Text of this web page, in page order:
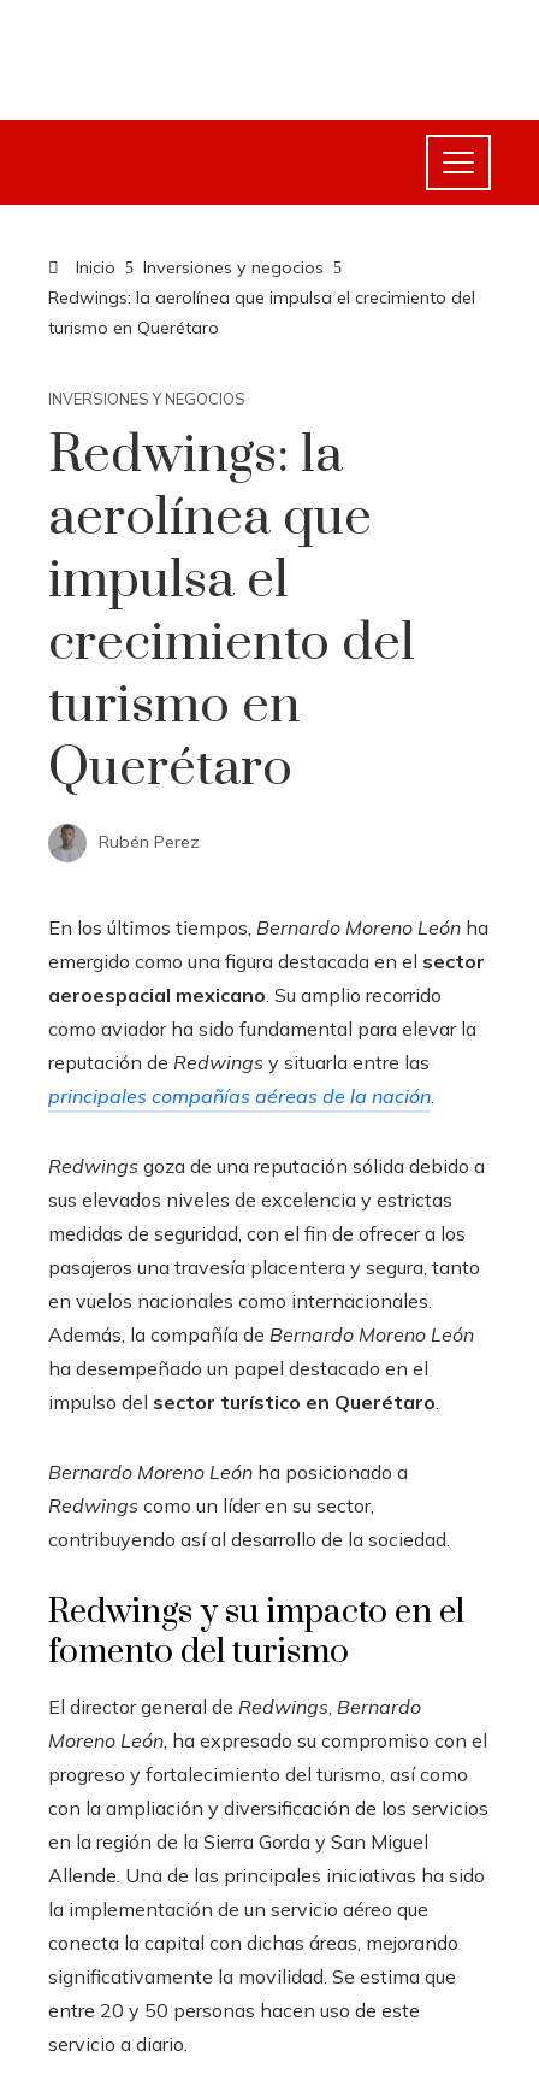
Inicio
Inversiones y negocios
Redwings: la aerolínea que impulsa el crecimiento del
turismo en Querétaro
INVERSIONES Y NEGOCIOS
Redwings: la
aerolínea que
impulsa el
crecimiento del
turismo en
Querétaro
Rubén Perez
En los últimos tiempos, Bernardo Moreno León ha
emergido como una figura destacada en el sector
aeroespacial mexicano . Su amplio recorrido
como aviador ha sido fundamental para elevar la
reputación de Redwings y situarla entre las
principales compañías aéreas de la nación
Redwings goza de una reputación sólida debido a
sus elevados niveles de excelencia y estrictas
medidas de seguridad, con el fin de ofrecer a los
pasajeros una travesía placentera y segura, tanto
en vuelos nacionales como internacionales.
Además, la compañía de Bernardo Moreno León
ha desempeñado un papel destacado en el
impulso del sector turístico en Querétaro
Bernardo Moreno León ha posicionado a
Redwings como un líder en su sector,
contribuyendo así al desarrollo de la sociedad.
Redwings y su impacto en el
fomento del turismo
El director general de Redwings Bernardo
Moreno León , ha expresado su compromiso con el
progreso y fortalecimiento del turismo, así como
con la ampliación y diversificación de los servicios
en la región de la Sierra Gorda y San Miguel
Allende. Una de las principales iniciativas ha sido
la implementación de un servicio aéreo que
conecta la capital con dichas áreas, mejorando
significativamente la movilidad. Se estima que
entre 20 y 50 personas hacen uso de este
servicio a diario.